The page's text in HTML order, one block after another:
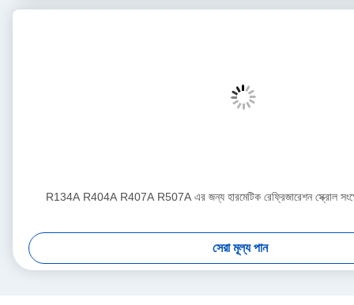
R134A R404A R407A R507A এর জন্য হারমেটিক রেফ্রিজারেশন স্ক্রোল
সেরা মূল্য পান